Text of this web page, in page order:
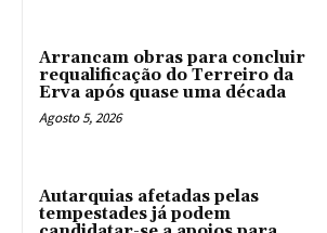
Arrancam obras para concluir
requalificação do Terreiro da
Erva após quase uma década
Agosto 5, 2026
Autarquias afetadas pelas
tempestades já podem